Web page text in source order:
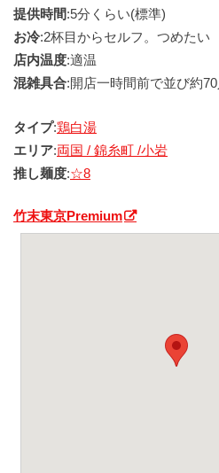
提供時間:5分くらい(標準)
お冷:2杯目からセルフ。つめたい
店内温度:適温
混雑具合:開店一時間前で並び約
タイプ:鶏白湯
エリア:両国 / 錦糸町 /小岩
推し麺度:☆8
竹末東京Premium